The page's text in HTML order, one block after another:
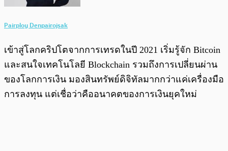
Pairploy Denpairojsak
เข้าสู่โลกคริปโตจากการเทรดในปี 2021 เริ่มรู้จัก Bitcoin
และสนใจเทคโนโลยี Blockchain รวมถึงการเปลี่ยนผ่าน
ของโลกการเงิน มองสินทรัพย์ดิจิทัลมากกว่าแค่เครื่องมือ
การลงทุน แต่เชื่อว่าคืออนาคตของการเงินยุคใหม่